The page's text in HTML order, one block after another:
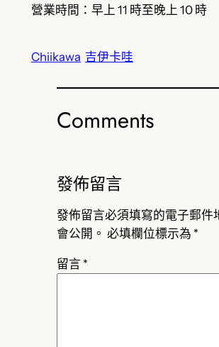
營業時間：早上 11 時至晚上 10 時
Chiikawa 吉伊卡哇
Comments
發佈留言
發佈留言必須填寫的電子郵件
會公開。 必填欄位標示為 *
留言 *